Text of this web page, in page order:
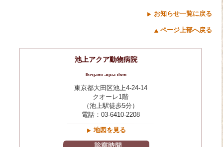
お知らせ一覧に戻る
ページ上部へ戻る
池上アクア動物病院
Ikegami aqua dvm
東京都大田区池上4-24-14
クオーレ1階
（池上駅徒歩5分）
電話：03-6410-2208
地図を見る